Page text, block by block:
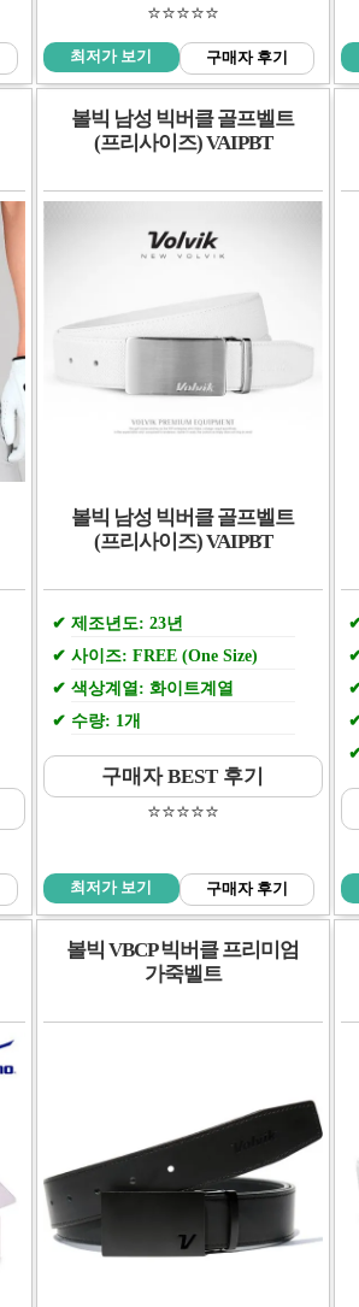
⭐️⭐️⭐️⭐️⭐️
최저가 보기 구매자 후기
볼빅 남성 빅버클 골프벨트
(프리사이즈) VAIPBT
볼빅 남성 빅버클 골프벨트
(프리사이즈) VAIPBT
제조년도: 23년
사이즈: FREE (One Size)
색상계열: 화이트계열
수량: 1개
구매자 BEST 후기
⭐️⭐️⭐️⭐️⭐️
최저가 보기 구매자 후기
볼빅 VBCP 빅버클 프리미엄
가죽벨트